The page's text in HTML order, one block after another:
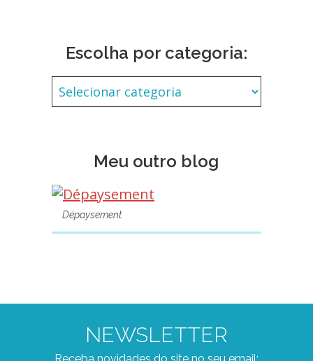
Escolha por categoria:
Meu outro blog
Dépaysement
NEWSLETTER